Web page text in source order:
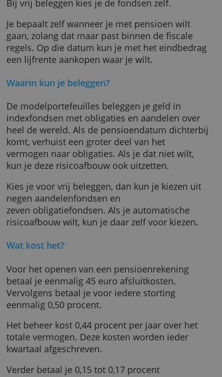
De pensioenrekening kun je online openen.
Daarna kies je modelbeleggen of vrij
Bij modelbeleggen kies je alleen het risico.
Brand New Day belegt je inleg in
gaan, zolang dat maar past binnen de fiscale
regels. Op die datum kun je met het
een lijfrente aankopen waar je wilt.
Waarin kun je beleggen?
De modelportefeuilles beleggen je geld in
indexfondsen met obligaties en aandelen
heel de wereld. Als de pensioendatum
komt, verhuist een groter deel van het
vermogen naar obligaties. Als je dat niet wilt,
Kies je voor vrij beleggen, dan kun je kiezen
negen aandelenfondsen en
zeven obligatiefondsen. Als je automatische
risicoafbouw wilt, kun je daar zelf voor
Wat kost het?